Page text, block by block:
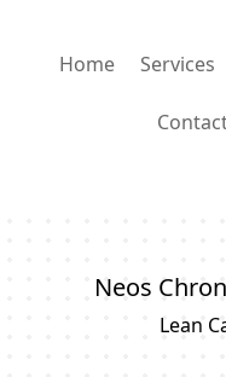
Home Services
Neos
Lean